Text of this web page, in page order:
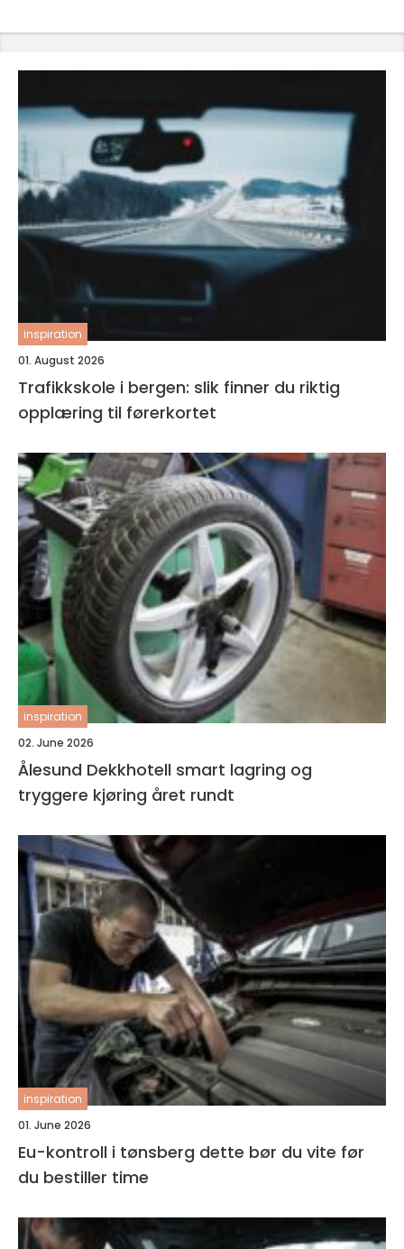
inspiration
01. August 2026
Trafikkskole i bergen: slik finner du riktig
opplæring til førerkortet
inspiration
02. June 2026
Ålesund Dekkhotell smart lagring og
tryggere kjøring året rundt
inspiration
01. June 2026
Eu-kontroll i tønsberg dette bør du vite før
du bestiller time